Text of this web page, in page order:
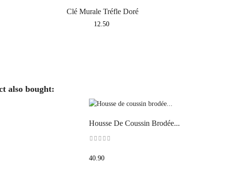
Clé Murale Tréfle Doré
Price
12.50
also bought:
Housse De Coussin Brodée...
40.90